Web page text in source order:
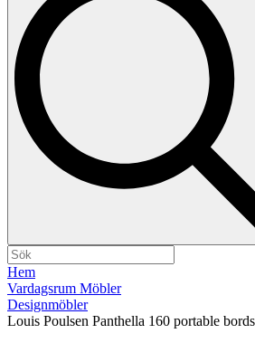
Hem
Vardagsrum Möbler
Designmöbler
Louis Poulsen Panthella 160 portable